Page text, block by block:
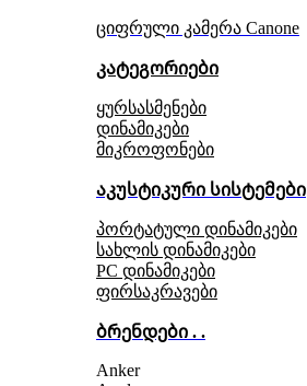
ციფრული კამერა Сanone
კატეგორიები
ყურსასმენები
დინამიკები
მიკროფონები
აკუსტიკური სისტემები
პორტატული დინამიკები
სახლის დინამიკები
PC დინამიკები
ფირსაკრავები
ბრენდები . .
Anker